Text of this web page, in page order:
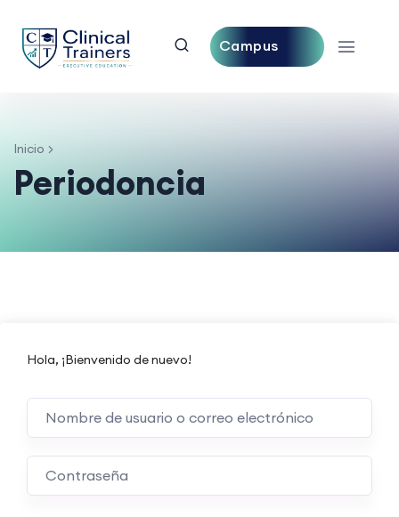
Campus
Inicio
Periodoncia
Hola, ¡Bienvenido de nuevo!